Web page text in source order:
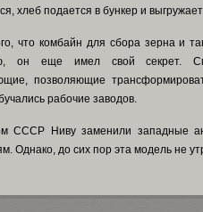
хлеб подается в бункер и
что комбайн для сбора зерна и
он еще имел свой секрет.
позволяющие
рабочие заводов.
СССР Ниву заменили западные
Однако, до сих пор эта модель не